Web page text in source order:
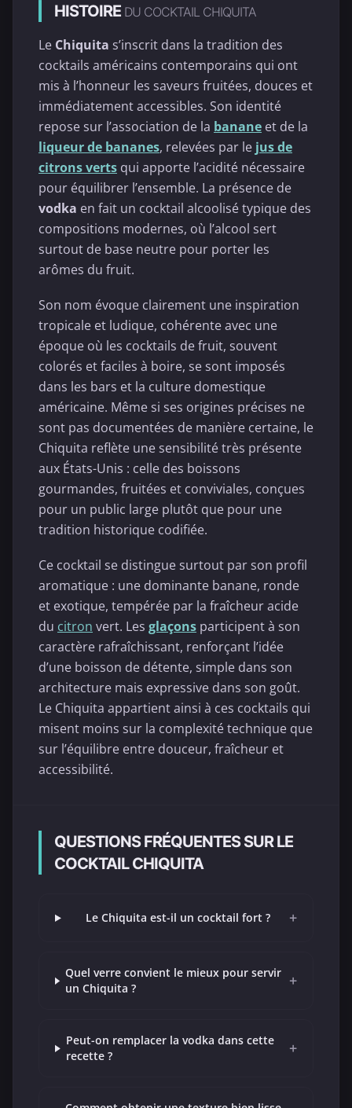
HISTOIRE DU COCKTAIL CHIQUITA
Le Chiquita s’inscrit dans la tradition des
cocktails américains contemporains qui ont
mis à l’honneur les saveurs fruitées, douces et
immédiatement accessibles. Son identité
repose sur l’association de la banane et de la
liqueur de bananes, relevées par le jus de
citrons verts qui apporte l’acidité nécessaire
pour équilibrer l’ensemble. La présence de
vodka en fait un cocktail alcoolisé typique des
compositions modernes, où l’alcool sert
surtout de base neutre pour porter les
arômes du fruit.
Son nom évoque clairement une inspiration
tropicale et ludique, cohérente avec une
époque où les cocktails de fruit, souvent
colorés et faciles à boire, se sont imposés
dans les bars et la culture domestique
américaine. Même si ses origines précises ne
sont pas documentées de manière certaine, le
Chiquita reflète une sensibilité très présente
aux États-Unis : celle des boissons
gourmandes, fruitées et conviviales, conçues
pour un public large plutôt que pour une
tradition historique codifiée.
Ce cocktail se distingue surtout par son profil
aromatique : une dominante banane, ronde
et exotique, tempérée par la fraîcheur acide
du citron vert. Les glaçons participent à son
caractère rafraîchissant, renforçant l’idée
d’une boisson de détente, simple dans son
architecture mais expressive dans son goût.
Le Chiquita appartient ainsi à ces cocktails qui
misent moins sur la complexité technique que
sur l’équilibre entre douceur, fraîcheur et
accessibilité.
QUESTIONS FRÉQUENTES SUR LE
COCKTAIL CHIQUITA
Le Chiquita est-il un cocktail fort ? +
Quel verre convient le mieux pour servir
un Chiquita ?
+
Peut-on remplacer la vodka dans cette
recette ?
+